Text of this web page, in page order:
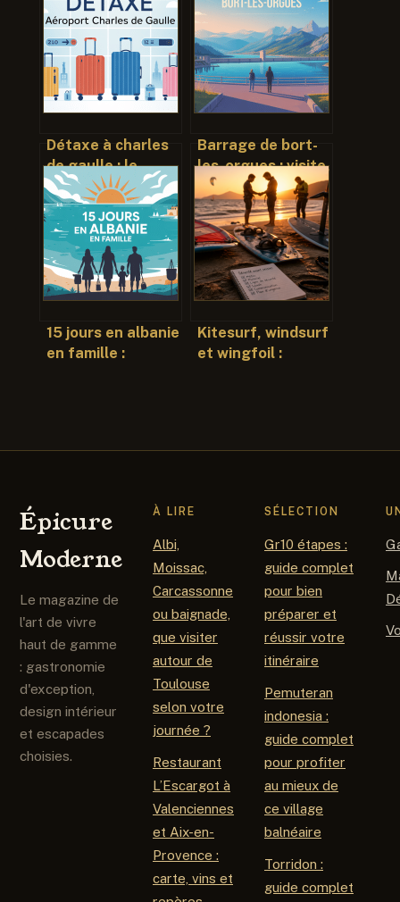
Détaxe à charles
de gaulle : le
guide complet
pour récupérer la
tva
Barrage de bort-
les-orgues : visite,
lac, activités et
infos pratiques
15 jours en albanie
en famille :
Kitesurf, windsurf
et wingfoil :
Épicure
Moderne
Le magazine de
l'art de vivre
haut de gamme
: gastronomie
d'exception,
design intérieur
et escapades
choisies.
À LIRE
Albi,
Moissac,
Carcassonne
ou baignade,
que visiter
autour de
Toulouse
selon votre
journée ?
Restaurant
L’Escargot à
Valenciennes
et Aix-en-
Provence :
carte, vins et
SÉLECTION
Gr10 étapes :
guide complet
pour bien
préparer et
réussir votre
itinéraire
Pemuteran
indonesia :
guide complet
pour profiter
au mieux de
ce village
balnéaire
Torridon :
guide complet